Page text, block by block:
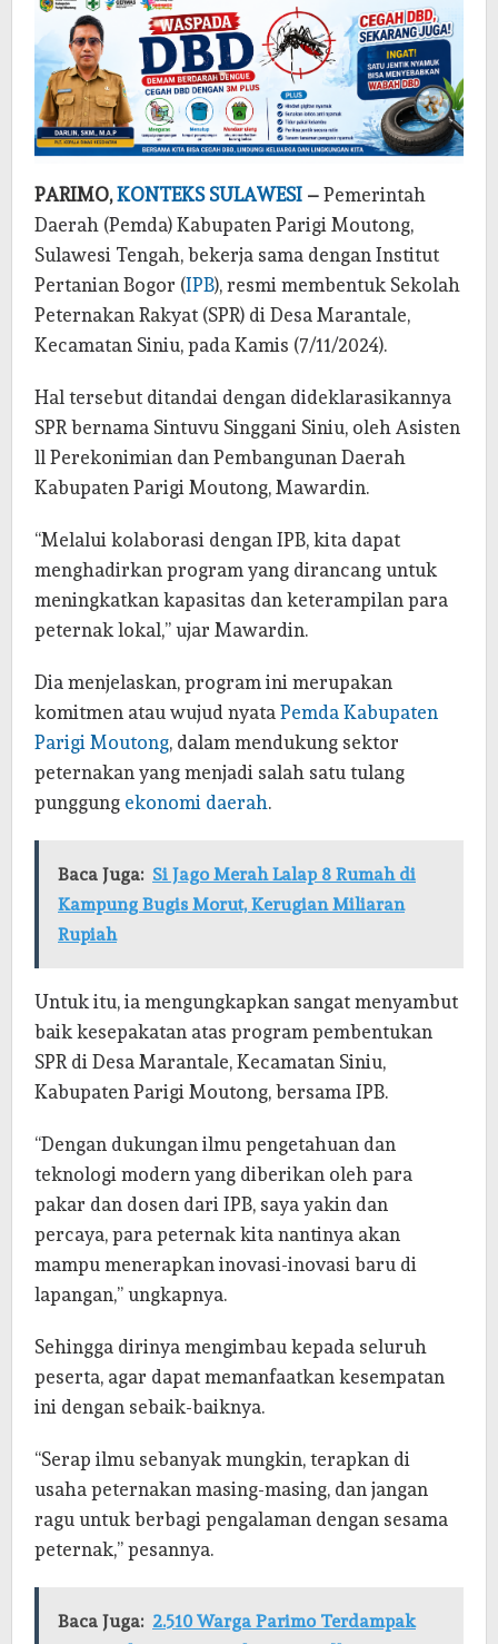
PARIMO,KONTEKS SULAWESI – Pemerintah
Daerah (Pemda) Kabupaten Parigi Moutong,
Sulawesi Tengah, bekerja sama dengan Institut
Pertanian Bogor (IPB), resmi membentuk Sekolah
Peternakan Rakyat (SPR) di Desa Marantale,
Kecamatan Siniu, pada Kamis (7/11/2024).
Hal tersebut ditandai dengan dideklarasikannya
SPR bernama Sintuvu Singgani Siniu, oleh Asisten
ll Perekonimian dan Pembangunan Daerah
Kabupaten Parigi Moutong, Mawardin.
“Melalui kolaborasi dengan IPB, kita dapat
menghadirkan program yang dirancang untuk
meningkatkan kapasitas dan keterampilan para
peternak lokal,” ujar Mawardin.
Dia menjelaskan, program ini merupakan
komitmen atau wujud nyata Pemda Kabupaten
Parigi Moutong, dalam mendukung sektor
peternakan yang menjadi salah satu tulang
punggung ekonomi daerah.
Baca Juga: Si Jago Merah Lalap 8 Rumah di
Kampung Bugis Morut, Kerugian Miliaran
Rupiah
Untuk itu, ia mengungkapkan sangat menyambut
baik kesepakatan atas program pembentukan
SPR di Desa Marantale, Kecamatan Siniu,
Kabupaten Parigi Moutong, bersama IPB.
“Dengan dukungan ilmu pengetahuan dan
teknologi modern yang diberikan oleh para
pakar dan dosen dari IPB, saya yakin dan
percaya, para peternak kita nantinya akan
mampu menerapkan inovasi-inovasi baru di
lapangan,” ungkapnya.
Sehingga dirinya mengimbau kepada seluruh
peserta, agar dapat memanfaatkan kesempatan
ini dengan sebaik-baiknya.
“Serap ilmu sebanyak mungkin, terapkan di
usaha peternakan masing-masing, dan jangan
ragu untuk berbagi pengalaman dengan sesama
peternak,” pesannya.
Baca Juga: 2.510 Warga Parimo Terdampak